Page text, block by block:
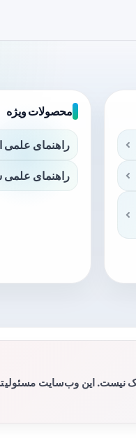
محصولات ویژه
راهنمای علمی
راهنمای علمی
این وب‌سایت مسئولیتی